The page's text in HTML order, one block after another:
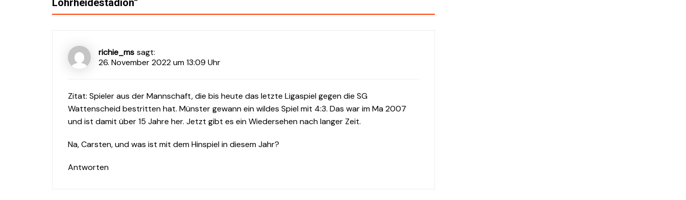
Lohrheidestadion”
richie_ms sagt:
26. November 2022 um 13:09 Uhr
Zitat: Spieler aus der Mannschaft, die bis heute das letzte Ligaspiel gegen die SG
Wattenscheid bestritten hat. Münster gewann ein wildes Spiel mit 4:3. Das war im Ma 2007
und ist damit über 15 Jahre her. Jetzt gibt es ein Wiedersehen nach langer Zeit.
Na, Carsten, und was ist mit dem Hinspiel in diesem Jahr?
Antworten